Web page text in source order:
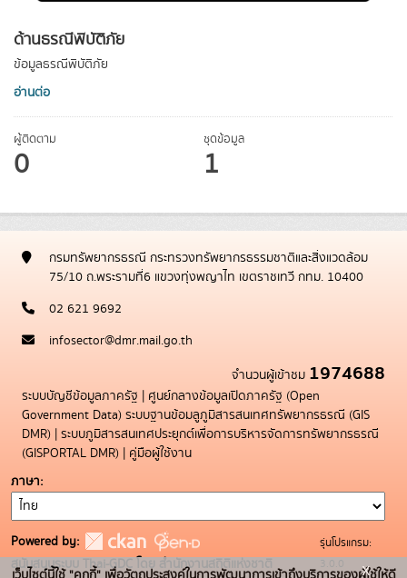
ด้านธรณีพิบัติภัย
ข้อมูลธรณีพิบัติภัย
อ่านต่อ
ผู้ติดตาม
0
ชุดข้อมูล
1
กรมทรัพยากรธรณี กระทรวงทรัพยากรธรรมชาติและสิ่งแวดล้อม
75/10 ถ.พระรามที่6 แขวงทุ่งพญาไท เขตราชเทวี กทม. 10400
02 621 9692
infosector@dmr.mail.go.th
จำนวนผู้เข้าชม 1974688
ระบบบัญชีข้อมูลภาครัฐ | ศูนย์กลางข้อมูลเปิดภาครัฐ (Open
Government Data) ระบบฐานข้อมลูภูมิสารสนเทศทรัพยากรธรณี (GIS
DMR) | ระบบภูมิสารสนเทศประยุกต์เพื่อการบริหารจัดการทรัพยากรธรณี
(GISPORTAL DMR) | คู่มือผู้ใช้งาน
ภาษา
Powered by:
สนับสนุนระบบ Thai-GDC โดย สำนักงานสถิติแห่งชาติ
รุ่นโปรแกรม:
3.0.0
x